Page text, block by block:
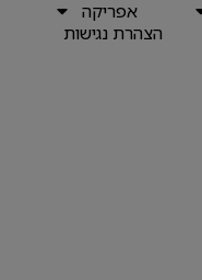
אפריקה
הצהרת נגישות